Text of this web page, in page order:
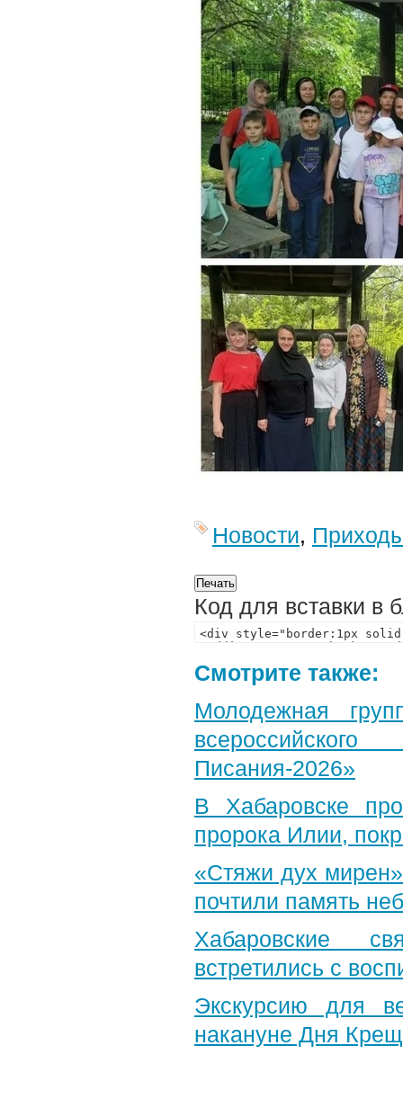
Новости,
Код для вставки в
Смотрите также:
Молодежная
Писания-2026»
В Хабаровске
пророка Илии,
«Стяжи дух
почтили память
Хабаровские
встретились с
Экскурсию для
накануне Дня